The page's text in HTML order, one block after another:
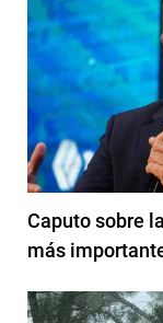
Caputo sobre
más